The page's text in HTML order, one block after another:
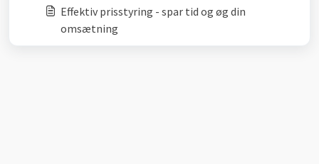
Effektiv prisstyring - spar tid og øg din
omsætning